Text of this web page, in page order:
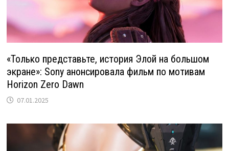
«Только представьте, история Элой на большом
экране»: Sony анонсировала фильм по мотивам
Horizon Zero Dawn
07.01.2025